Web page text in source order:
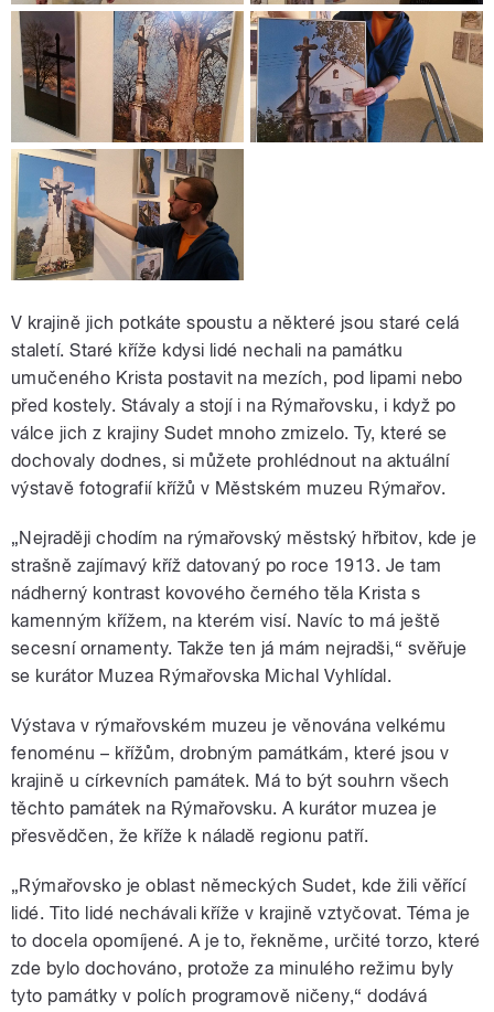
V krajině jich potkáte spoustu a některé jsou staré celá
staletí. Staré kříže kdysi lidé nechali na památku
umučeného Krista postavit na mezích, pod lipami nebo
před kostely. Stávaly a stojí i na Rýmařovsku, i když po
válce jich z krajiny Sudet mnoho zmizelo. Ty, které se
dochovaly dodnes, si můžete prohlédnout na aktuální
výstavě fotografií křížů v Městském muzeu Rýmařov.
„Nejraději chodím na rýmařovský městský hřbitov, kde je
strašně zajímavý kříž datovaný po roce 1913. Je tam
nádherný kontrast kovového černého těla Krista s
kamenným křížem, na kterém visí. Navíc to má ještě
secesní ornamenty. Takže ten já mám nejradši,“ svěřuje
se kurátor Muzea Rýmařovska Michal Vyhlídal.
Výstava v rýmařovském muzeu je věnována velkému
fenoménu – křížům, drobným památkám, které jsou v
krajině u církevních památek. Má to být souhrn všech
těchto památek na Rýmařovsku. A kurátor muzea je
přesvědčen, že kříže k náladě regionu patří.
„Rýmařovsko je oblast německých Sudet, kde žili věřící
lidé. Tito lidé nechávali kříže v krajině vztyčovat. Téma je
to docela opomíjené. A je to, řekněme, určité torzo, které
zde bylo dochováno, protože za minulého režimu byly
tyto památky v polích programově ničeny,“ dodává